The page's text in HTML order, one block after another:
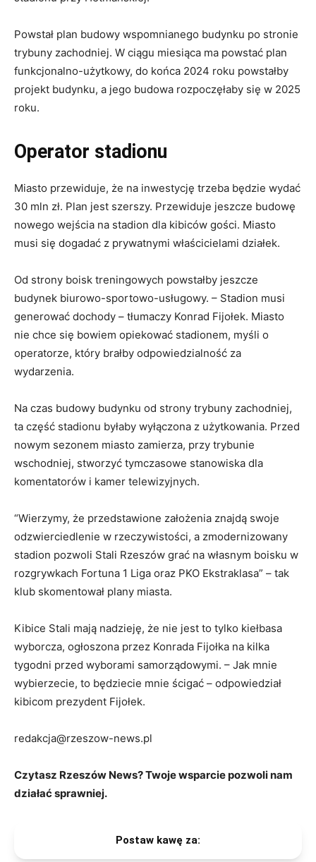
Powstał plan budowy wspomnianego budynku po stronie
trybuny zachodniej. W ciągu miesiąca ma powstać plan
funkcjonalno-użytkowy, do końca 2024 roku powstałby
projekt budynku, a jego budowa rozpoczęłaby się w 2025
roku.
Operator stadionu
Miasto przewiduje, że na inwestycję trzeba będzie wydać
30 mln zł. Plan jest szerszy. Przewiduje jeszcze budowę
nowego wejścia na stadion dla kibiców gości. Miasto
musi się dogadać z prywatnymi właścicielami działek.
Od strony boisk treningowych powstałby jeszcze
budynek biurowo-sportowo-usługowy. – Stadion musi
generować dochody – tłumaczy Konrad Fijołek. Miasto
nie chce się bowiem opiekować stadionem, myśli o
operatorze, który brałby odpowiedzialność za
wydarzenia.
Na czas budowy budynku od strony trybuny zachodniej,
ta część stadionu byłaby wyłączona z użytkowania. Przed
nowym sezonem miasto zamierza, przy trybunie
wschodniej, stworzyć tymczasowe stanowiska dla
komentatorów i kamer telewizyjnych.
“Wierzymy, że przedstawione założenia znajdą swoje
odzwierciedlenie w rzeczywistości, a zmodernizowany
stadion pozwoli Stali Rzeszów grać na własnym boisku w
rozgrywkach Fortuna 1 Liga oraz PKO Ekstraklasa” – tak
klub skomentował plany miasta.
Kibice Stali mają nadzieję, że nie jest to tylko kiełbasa
wyborcza, ogłoszona przez Konrada Fijołka na kilka
tygodni przed wyborami samorządowymi. – Jak mnie
wybierzecie, to będziecie mnie ścigać – odpowiedział
kibicom prezydent Fijołek.
redakcja@rzeszow-news.pl
Czytasz Rzeszów News? Twoje wsparcie pozwoli nam
działać sprawniej.
Postaw kawę za: